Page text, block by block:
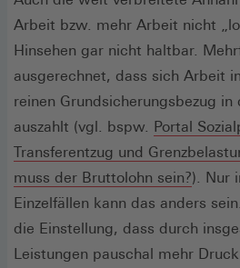
Arbeit bzw. mehr Arbeit nicht
Hinsehen gar nicht haltbar.
ausgerechnet, dass sich Arbeit
reinen Grundsicherungsbezug
auszahlt (vgl. bspw. Portal
Transferentzug und
muss der Bruttolohn sein?(Öffnet
in
einem
neuen
). Nur
Einzelfällen kann das anders
die Einstellung, dass durch
Leistungen pauschal mehr